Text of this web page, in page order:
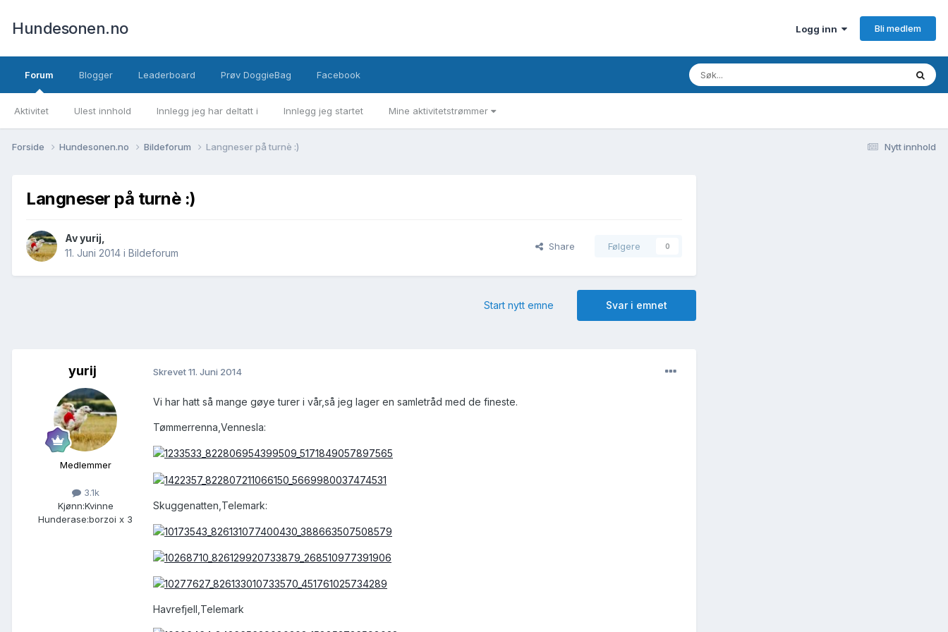
Hundesonen.no Logg inn Bli medlem
Forum
Aktivitet Ulest innhold Innlegg jeg har deltatt i Innlegg jeg startet Mine aktivitetstrømmer
Blogger Leaderboard Prøv DoggieBag Facebook
Nytt innhold
Forside Hundesonen.no Bildeforum Langneser på turnè :)
Langneser på turnè :)
Avyurij
11. Juni 2014 i Bildeforum
Share Følgere 0
Svar i emnet
Start nytt emne
yurij
Medlemmer
3.1k
Kjønn:Kvinne
Hunderase:borzoi x 3
Skrevet11. Juni 2014
Vi har hatt så mange gøye turer i vår,så jeg lager en samletråd med de fineste.
Tømmerrenna,Vennesla:
Skuggenatten,Telemark:
Havrefjell,Telemark